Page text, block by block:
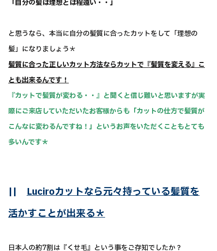
「自分の髪は理想とは程遠い・・」
と思うなら、本当に自分の髪質に合ったカットをして「理想の
髪」になりましょう＊
髪質に合った正しいカット方法ならカットで『髪質を変える』こ
とも出来るんです！
『カットで髪質が変わる・・』と聞くと信じ難いと思いますが実
際にご来店していただいたお客様からも「カットの仕方で髪質が
こんなに変わるんですね！」というお声をいただくこともとても
多いんです＊
|| Luciroカットなら元々持っている髪質を
活かすことが出来る＊
日本人の約7割は『くせ毛』という事をご存知でしたか？